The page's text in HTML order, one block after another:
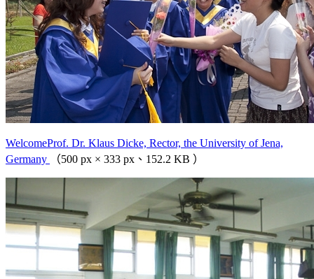
WelcomeProf. Dr. Klaus Dicke, Rector, the University of Jena,
Germany
（500 px × 333 px、152.2 KB ）